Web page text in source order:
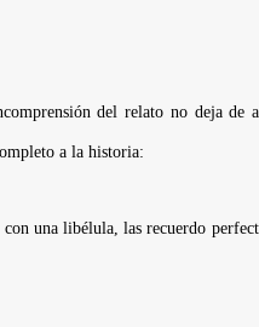
del relato no deja de
a la historia:
una libélula, las recuerdo